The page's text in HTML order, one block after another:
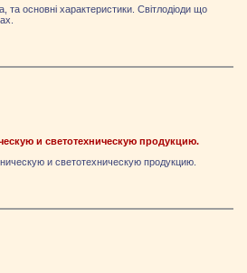
та основні характеристики. Світлодіоди що
и светотехническую продукцию.
и светотехническую продукцию.